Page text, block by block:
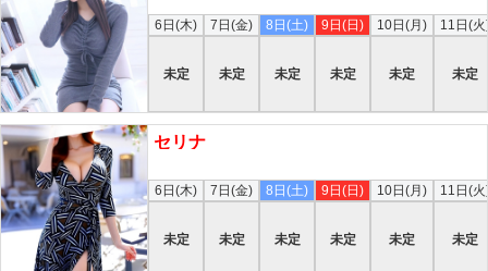
6日(木)
未定
7日(金)
未定
8日(土)
未定
9日(日)
未定
10日(月)
未定
11日(
未定
セリナ
6日(木)
未定
7日(金)
未定
8日(土)
未定
9日(日)
未定
10日(月)
未定
11日(
未定